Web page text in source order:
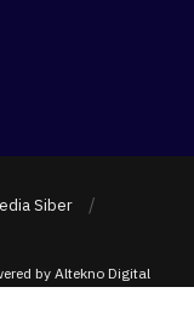
Siber
by Altekno Digital